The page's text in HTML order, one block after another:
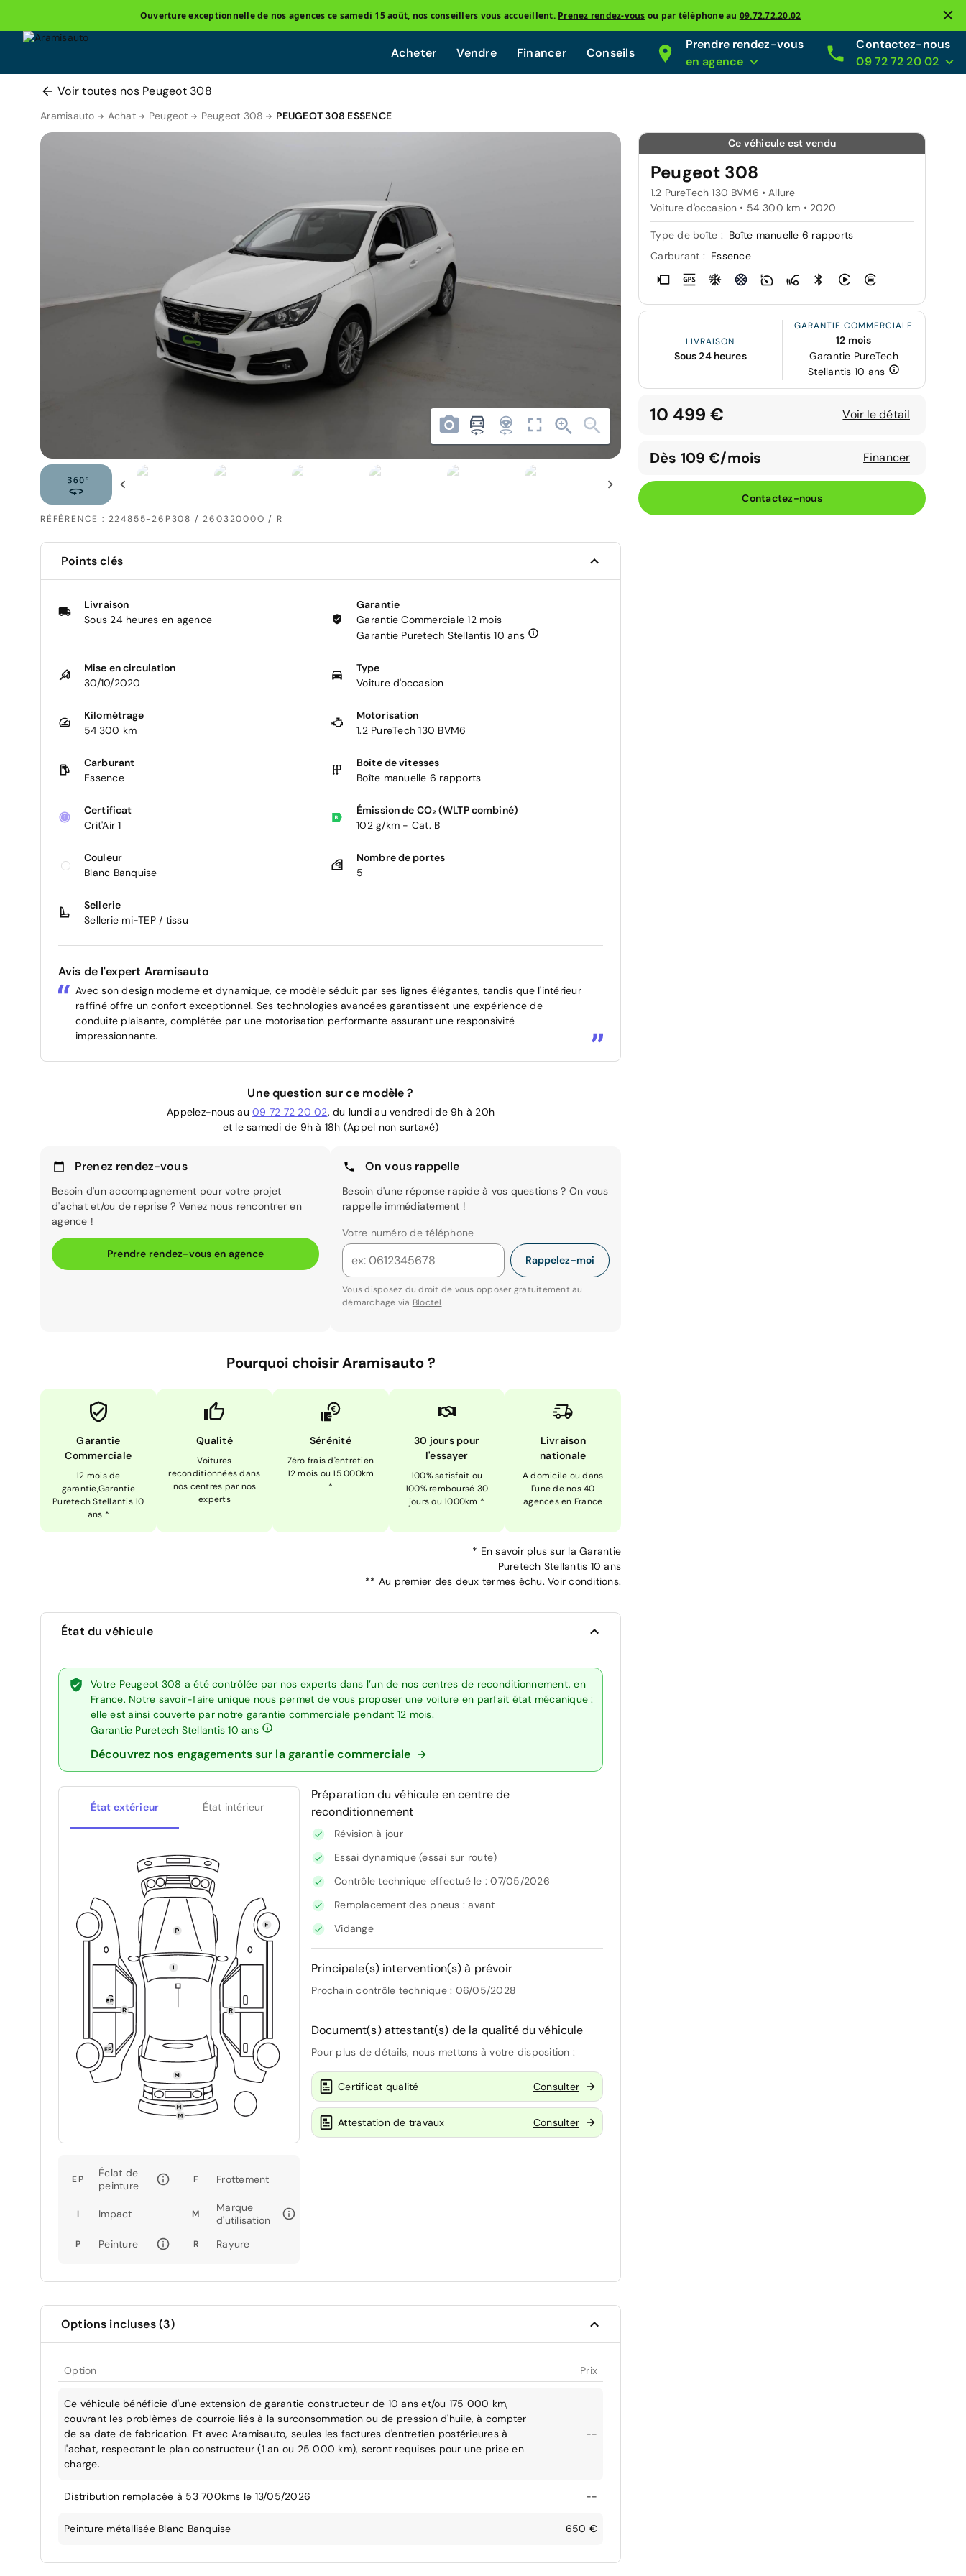
Ouverture exceptionnelle de nos agences ce samedi 15 août, nos conseillers vous accueillent. Prenez rendez-vous ou par téléphone au 09.72.72.20.02
Acheter Vendre Financer Conseils
Prendre rendez-vous
en agence
Contactez-nous
09 72 72 20 02
Voir toutes nos Peugeot 308
Aramisauto Achat Peugeot Peugeot 308 PEUGEOT 308 ESSENCE
RÉFÉRENCE : 224855-26P308 / 26032000O / R
Ce véhicule est vendu
Peugeot 308
1.2 PureTech 130 BVM6 • Allure
Voiture d'occasion • 54 300 km • 2020
Type de boîte : Boîte manuelle 6 rapports
Carburant : Essence
LIVRAISON
Sous 24 heures
GARANTIE COMMERCIALE
12 mois
Garantie PureTech
Stellantis 10 ans
10 499 € Voir le détail
Dès 109 €/mois Financer
Contactez-nous
Points clés
Livraison
Sous 24 heures en agence
Garantie
Garantie Commerciale 12 mois
Garantie Puretech Stellantis 10 ans
Mise en circulation
30/10/2020
Type
Voiture d'occasion
Kilométrage
54 300 km
Motorisation
1.2 PureTech 130 BVM6
Carburant
Essence
Boîte de vitesses
Boîte manuelle 6 rapports
Certificat
Crit'Air 1
Émission de CO₂ (WLTP combiné)
102 g/km - Cat. B
Couleur
Blanc Banquise
Nombre de portes
5
Sellerie
Sellerie mi-TEP / tissu
Avis de l'expert Aramisauto
Avec son design moderne et dynamique, ce modèle séduit par ses lignes élégantes, tandis que l'intérieur
raffiné offre un confort exceptionnel. Ses technologies avancées garantissent une expérience de
conduite plaisante, complétée par une motorisation performante assurant une responsivité
impressionnante.
Une question sur ce modèle ?
Appelez-nous au 09 72 72 20 02, du lundi au vendredi de 9h à 20h
et le samedi de 9h à 18h (Appel non surtaxé)
Prenez rendez-vous
Besoin d'un accompagnement pour votre projet
d'achat et/ou de reprise ? Venez nous rencontrer en
agence !
Prendre rendez-vous en agence
On vous rappelle
Besoin d'une réponse rapide à vos questions ? On vous
rappelle immédiatement !
Votre numéro de téléphone
Rappelez-moi
Vous disposez du droit de vous opposer gratuitement au
démarchage via Bloctel
Pourquoi choisir Aramisauto ?
Garantie
Commerciale
12 mois de
garantie,Garantie
Puretech Stellantis 10
ans *
Qualité
Voitures
reconditionnées dans
nos centres par nos
experts
Sérénité
Zéro frais d'entretien
12 mois ou 15 000km
*
30 jours pour
l'essayer
100% satisfait ou
100% remboursé 30
jours ou 1000km *
Livraison
nationale
A domicile ou dans
l'une de nos 40
agences en France
* En savoir plus sur la Garantie
Puretech Stellantis 10 ans
** Au premier des deux termes échu. Voir conditions.
État du véhicule
Votre Peugeot 308 a été contrôlée par nos experts dans l’un de nos centres de reconditionnement, en
France. Notre savoir-faire unique nous permet de vous proposer une voiture en parfait état mécanique :
elle est ainsi couverte par notre garantie commerciale pendant 12 mois.
Garantie Puretech Stellantis 10 ans
Découvrez nos engagements sur la garantie commerciale
État extérieur État intérieur
EP
Éclat de
peinture
F Frottement
I Impact M
Marque
d'utilisation
P Peinture R Rayure
Préparation du véhicule en centre de
reconditionnement
Révision à jour
Essai dynamique (essai sur route)
Contrôle technique effectué le : 07/05/2026
Remplacement des pneus : avant
Vidange
Principale(s) intervention(s) à prévoir
Prochain contrôle technique : 06/05/2028
Document(s) attestant(s) de la qualité du véhicule
Pour plus de détails, nous mettons à votre disposition :
Certificat qualité Consulter
Attestation de travaux Consulter
Options incluses (3)
Option Prix
Ce véhicule bénéficie d'une extension de garantie constructeur de 10 ans et/ou 175 000 km,
couvrant les problèmes de courroie liés à la surconsommation ou de pression d'huile, à compter
de sa date de fabrication. Et avec Aramisauto, seules les factures d'entretien postérieures à
l'achat, respectant le plan constructeur (1 an ou 25 000 km), seront requises pour une prise en
charge.
--
Distribution remplacée à 53 700kms le 13/05/2026 --
Peinture métallisée Blanc Banquise 650 €